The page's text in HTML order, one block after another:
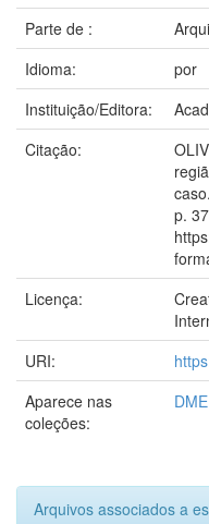
Parte de :
Idioma:
por
Instituição/Editora:
Citação:
p.
Licença:
URI:
Aparece nas
coleções:
Arquivos associados a